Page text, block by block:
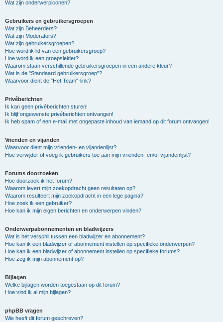
Wat zijn onderwerpiconen?
Gebruikers en gebruikersgroepen
Wat zijn Beheerders?
Wat zijn Moderators?
Wat zijn gebruikersgroepen?
Hoe word ik lid van een gebruikersgroep?
Hoe word ik een groepsleider?
Waarom staan verschillende gebruikersgroepen in een andere kleur?
Wat is de "Standaard gebruikersgroep"?
Waarvoor dient de "Het Team"-link?
Privéberichten
Ik kan geen privéberichten sturen!
Ik blijf ongewenste privéberichten ontvangen!
Ik heb spam of een e-mail met ongepaste inhoud van iemand op dit forum ontvangen!
Vrienden en vijanden
Waarvoor dient mijn vrienden- en vijandenlijst?
Hoe verwijder of voeg ik gebruikers toe aan mijn vrienden- en/of vijandenlijst?
Forums doorzoeken
Hoe doorzoek ik het forum?
Waarom levert mijn zoekopdracht geen resultaten op?
Waarom resulteert mijn zoekopdracht in een lege pagina?
Hoe zoek ik een gebruiker?
Hoe kan ik mijn eigen berichten en onderwerpen vinden?
Onderwerpabonnementen en bladwijzers
Wat is het verschil tussen een bladwijzer en abonnement?
Hoe kan ik een bladwijzer of abonnement instellen op specifieke onderwerpen?
Hoe kan ik een bladwijzer of abonnement instellen op specifieke forums?
Hoe zeg ik mijn abonnement op?
Bijlagen
Welke bijlagen worden toegestaan op dit forum?
Hoe vind ik al mijn bijlagen?
phpBB vragen
Wie heeft dit forum geschreven?